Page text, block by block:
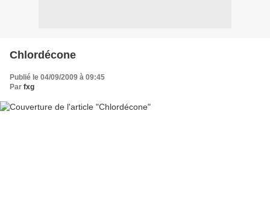
Chlordécone
Publié le 04/09/2009 à 09:45
Par fxg